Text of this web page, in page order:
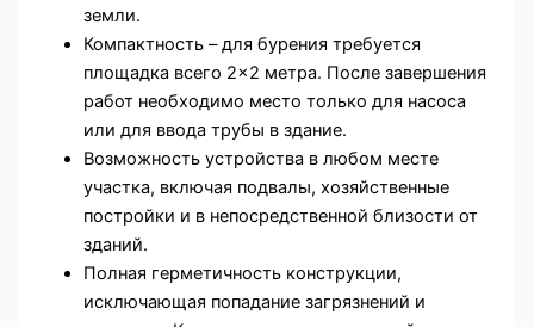
земли.
Компактность – для бурения требуется
площадка всего 2×2 метра. После завершения
работ необходимо место только для насоса
или для ввода трубы в здание.
Возможность устройства в любом месте
участка, включая подвалы, хозяйственные
постройки и в непосредственной близости от
зданий.
Полная герметичность конструкции,
исключающая попадание загрязнений и